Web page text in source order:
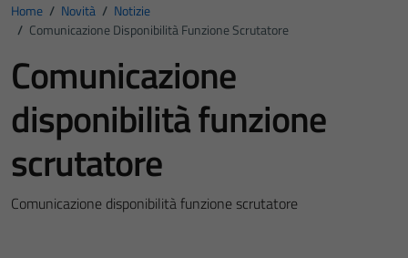
Home / Novità / Notizie
/ Comunicazione Disponibilità Funzione Scrutatore
Comunicazione
disponibilità funzione
scrutatore
Comunicazione disponibilità funzione scrutatore